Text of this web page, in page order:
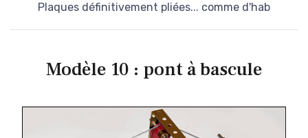
Plaques définitivement pliées... comme d'hab
Modèle 10 : pont à bascule